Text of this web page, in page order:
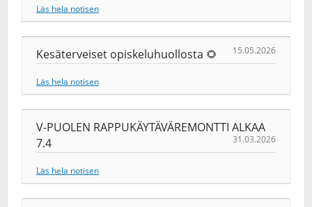
Läs hela notisen
Kesäterveiset opiskeluhuollosta 🌻 15.05.2026
Läs hela notisen
V-PUOLEN RAPPUKÄYTÄVÄREMONTTI ALKAA
7.4
31.03.2026
Läs hela notisen